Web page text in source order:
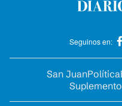
Seguinos en:
San JuanPolítica